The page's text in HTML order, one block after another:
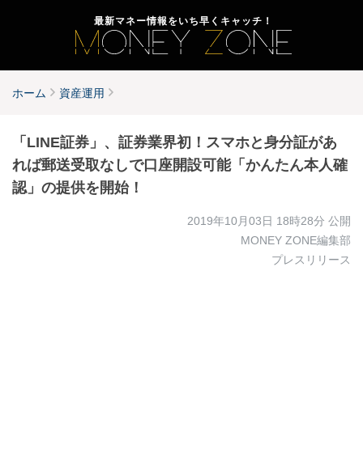
最新マネー情報をいち早くキャッチ！
ホーム 資産運用
「LINE証券」、証券業界初！スマホと身分証があ
れば郵送受取なしで口座開設可能「かんたん本人確
認」の提供を開始！
2019年10月03日 18時28分 公開
MONEY ZONE編集部
プレスリリース